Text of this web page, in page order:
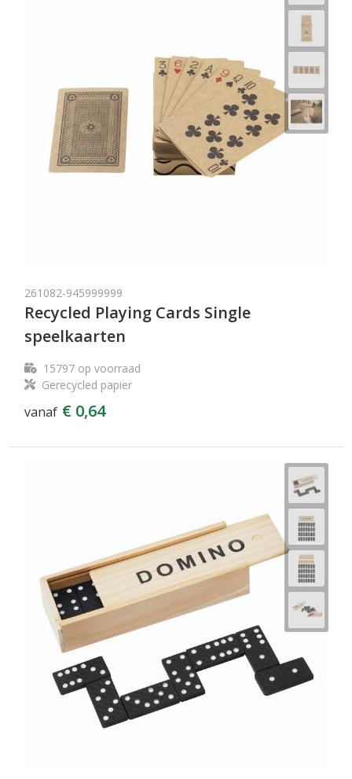
261082-945999999
Recycled Playing Cards Single
speelkaarten
15797op voorraad
Gerecycled papier
vanaf € 0,64